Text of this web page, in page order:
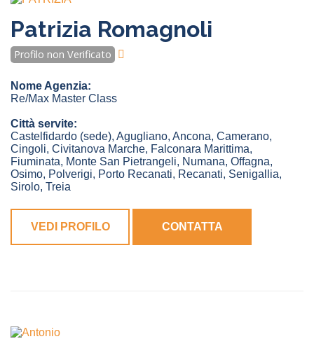
Patrizia Romagnoli
Profilo non Verificato
Nome Agenzia:
Re/Max Master Class
Città servite:
Castelfidardo (sede), Agugliano, Ancona, Camerano,
Cingoli, Civitanova Marche, Falconara Marittima,
Fiuminata, Monte San Pietrangeli, Numana, Offagna,
Osimo, Polverigi, Porto Recanati, Recanati, Senigallia,
Sirolo, Treia
VEDI PROFILO CONTATTA